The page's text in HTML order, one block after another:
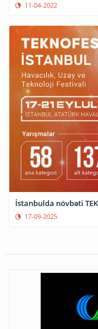
11-04-2022
İstanbulda növbəti
17-09-2025